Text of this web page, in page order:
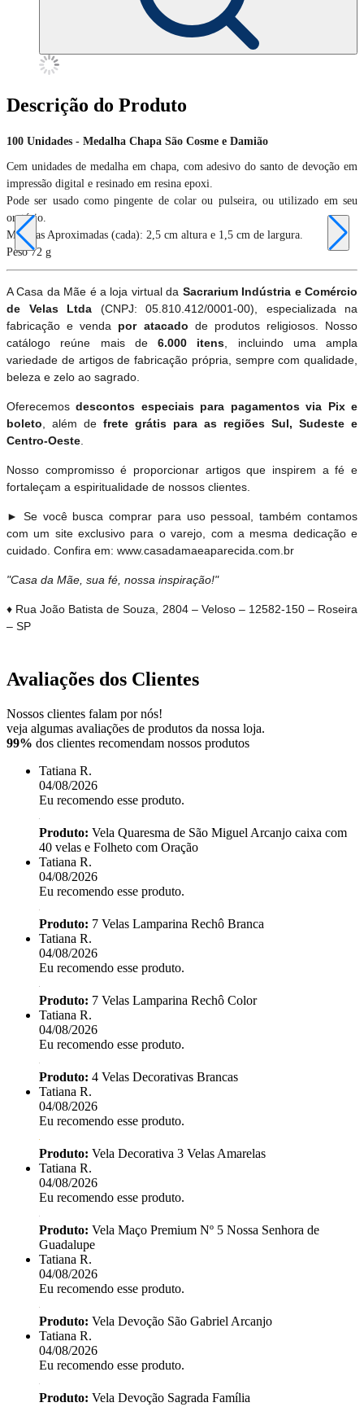
Descrição do Produto
100 Unidades - Medalha Chapa São Cosme e Damião
Cem unidades de medalha em chapa, com adesivo do santo de devoção em
impressão digital e resinado em resina epoxi.
Pode ser usado como pingente de colar ou pulseira, ou utilizado em seu
oratório.
Medidas Aproximadas (cada): 2,5 cm altura e 1,5 cm de largura.
Peso 72 g
A Casa da Mãe é a loja virtual da Sacrarium Indústria e Comércio
de Velas Ltda (CNPJ: 05.810.412/0001-00), especializada na
fabricação e venda por atacado de produtos religiosos. Nosso
catálogo reúne mais de 6.000 itens , incluindo uma ampla
variedade de artigos de fabricação própria, sempre com qualidade,
beleza e zelo ao sagrado.
Oferecemosdescontos especiais para pagamentos via Pix e
boleto , além de frete grátis para as regiões Sul, Sudeste e
Centro-Oeste
Nosso compromisso é proporcionar artigos que inspirem a fé e
fortaleçam a espiritualidade de nossos clientes.
► Se você busca comprar para uso pessoal, também contamos
com um site exclusivo para o varejo, com a mesma dedicação e
cuidado. Confira em: www.casadamaeaparecida.com.br
"Casa da Mãe, sua fé, nossa inspiração!"
♦ Rua João Batista de Souza, 2804 – Veloso – 12582-150 – Roseira
– SP
Avaliações dos Clientes
Nossos clientes falam por nós!
veja algumas avaliações de produtos da nossa loja.
99% dos clientes recomendam nossos produtos
Tatiana R.
04/08/2026
Eu recomendo esse produto.
Produto: Vela Quaresma de São Miguel Arcanjo caixa com
40 velas e Folheto com Oração
Tatiana R.
04/08/2026
Eu recomendo esse produto.
Produto: 7 Velas Lamparina Rechô Branca
Tatiana R.
04/08/2026
Eu recomendo esse produto.
Produto: 7 Velas Lamparina Rechô Color
Tatiana R.
04/08/2026
Eu recomendo esse produto.
Produto: 4 Velas Decorativas Brancas
Tatiana R.
04/08/2026
Eu recomendo esse produto.
Produto: Vela Decorativa 3 Velas Amarelas
Tatiana R.
04/08/2026
Eu recomendo esse produto.
Produto: Vela Maço Premium Nº 5 Nossa Senhora de
Guadalupe
Tatiana R.
04/08/2026
Eu recomendo esse produto.
Produto: Vela Devoção São Gabriel Arcanjo
Tatiana R.
04/08/2026
Eu recomendo esse produto.
Produto: Vela Devoção Sagrada Família